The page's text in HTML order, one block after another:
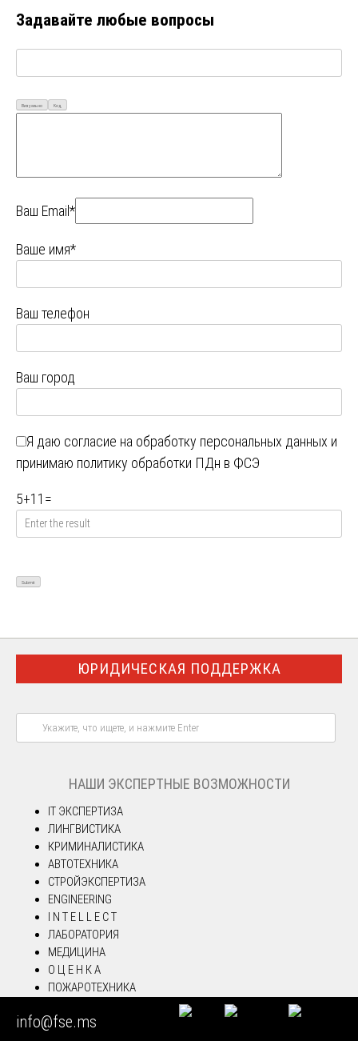
Задавайте любые вопросы
Визуально Код
Ваш Email*
Ваше имя*
Ваш телефон
Ваш город
Я даю согласие на обработку персональных данных и
принимаю политику обработки ПДн в ФСЭ
5+11 =
ЮРИДИЧЕСКАЯ ПОДДЕРЖКА
НАШИ ЭКСПЕРТНЫЕ ВОЗМОЖНОСТИ
IT ЭКСПЕРТИЗА
ЛИНГВИСТИКА
КРИМИНАЛИСТИКА
АВТОТЕХНИКА
СТРОЙЭКСПЕРТИЗА
ENGINEERING
I N T E L L E C T
ЛАБОРАТОРИЯ
МЕДИЦИНА
О Ц Е Н К А
ПОЖАРОТЕХНИКА
ЗЕМЛЕУСТРОЙСТВО
info@fse.ms